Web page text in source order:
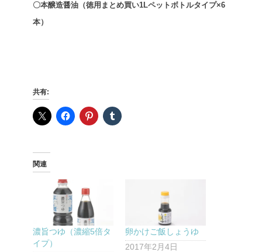
〇本醸造醤油（徳用まとめ買い1Lペットボトルタイプ×6
本）
共有:
関連
濃旨つゆ（濃縮5倍タ
イプ）
卵かけご飯しょうゆ
2017年2月4日